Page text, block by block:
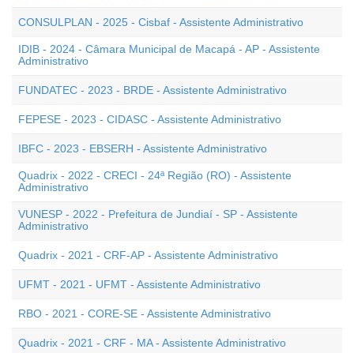
CONSULPLAN - 2025 - Cisbaf - Assistente Administrativo
IDIB - 2024 - Câmara Municipal de Macapá - AP - Assistente
Administrativo
FUNDATEC - 2023 - BRDE - Assistente Administrativo
FEPESE - 2023 - CIDASC - Assistente Administrativo
IBFC - 2023 - EBSERH - Assistente Administrativo
Quadrix - 2022 - CRECI - 24ª Região (RO) - Assistente
Administrativo
VUNESP - 2022 - Prefeitura de Jundiaí - SP - Assistente
Administrativo
Quadrix - 2021 - CRF-AP - Assistente Administrativo
UFMT - 2021 - UFMT - Assistente Administrativo
RBO - 2021 - CORE-SE - Assistente Administrativo
Quadrix - 2021 - CRF - MA - Assistente Administrativo